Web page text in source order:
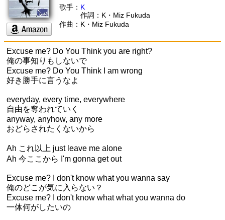
歌手： K
作詞：K・Miz Fukuda
作曲：K・Miz Fukuda
Excuse me? Do You Think you are right?
俺の事知りもしないで
Excuse me? Do You Think I am wrong
好き勝手に言うなよ
everyday, every time, everywhere
自由を奪われていく
anyway, anyhow, any more
おどらされたくないから
Ah これ以上 just leave me alone
Ah 今ここから I'm gonna get out
Excuse me? I don't know what you wanna say
俺のどこが気に入らない？
Excuse me? I don't know what what you wanna do
一体何がしたいの